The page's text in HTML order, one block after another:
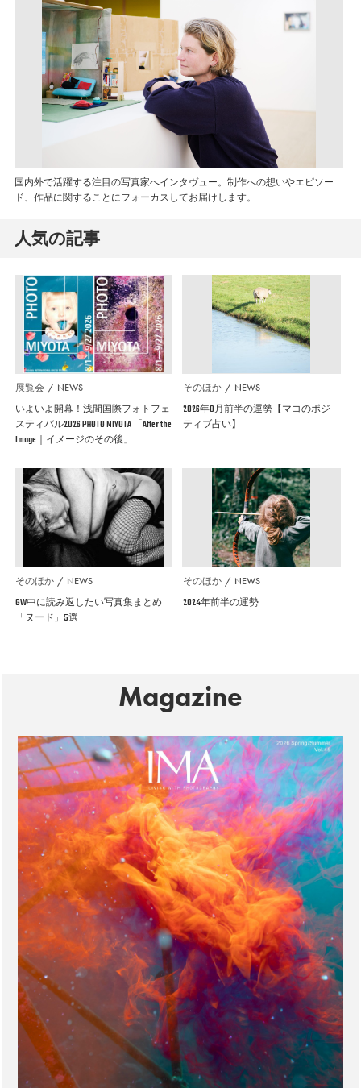
国内外で活躍する注目の写真家へインタヴュー。制作への想いやエピソー
ド、作品に関することにフォーカスしてお届けします。
人気の記事
展覧会 NEWS
いよいよ開幕！浅間国際フォトフェ
スティバル2026 PHOTO MIYOTA 「After the
Image｜イメージのその後」
そのほか NEWS
2026年8月前半の運勢【マコのポジ
ティブ占い】
そのほか NEWS
GW中に読み返したい写真集まとめ
「ヌード」5選
そのほか NEWS
2024年前半の運勢
Magazine